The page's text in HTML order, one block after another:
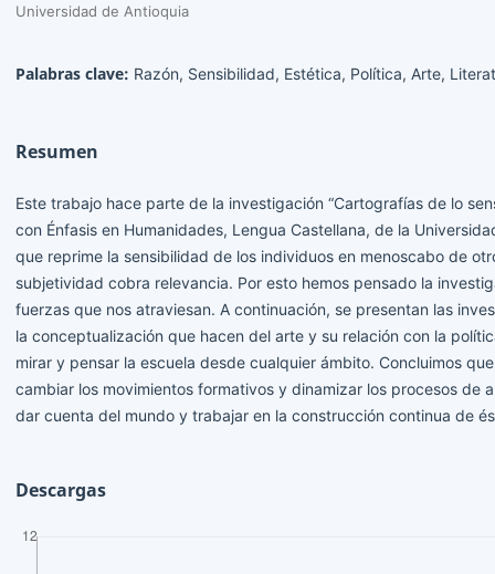
Universidad de Antioquia
Palabras clave: Razón, Sensibilidad, Estética, Política, Arte,
Resumen
Este trabajo hace parte de la investigación “Cartografías de lo
con Énfasis en Humanidades, Lengua Castellana, de la
que reprime la sensibilidad de los individuos en menoscabo de
subjetividad cobra relevancia. Por esto hemos pensado la
fuerzas que nos atraviesan. A continuación, se presentan las
la conceptualización que hacen del arte y su relación con la
mirar y pensar la escuela desde cualquier ámbito. Concluimos
cambiar los movimientos formativos y dinamizar los procesos
dar cuenta del mundo y trabajar en la construcción continua de
Descargas